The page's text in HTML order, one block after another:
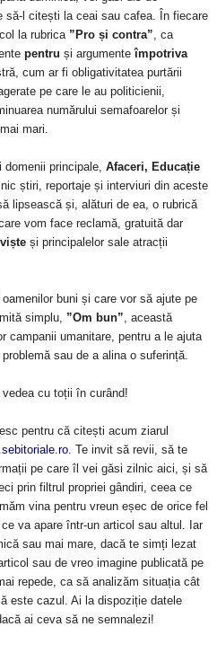
să-l citești la ceai sau cafea. În fiecare
la rubrica ”Pro și contra”, ca
pentru și argumenteîmpotriva
cum ar fi obligativitatea purtării
pe care le au politicienii,
numărului semafoarelor și
mari.
principale, Afaceri, Educație
știri, reportaje și interviuri din aceste
lipsească și, alături de ea, o rubrică
vom face reclamă, gratuită dar
și principalelor sale atracții
buni și care vor să ajute pe
simplu, ”Om bun”, această
campanii umanitare, pentru a le ajuta
sau de a alina o suferință.
cu toții în curând!
pentru că citești acum ziarul
. Te invit să revii, să te
pe care îl vei găsi zilnic aici, și să
prin filtrul propriei gândiri, ceea ce
vina pentru vreun eșec de orice fel
va apare într-un articol sau altul. Iar
sau mai mare, dacă te simți lezat
sau de vreo imagine publicată pe
repede, ca să analizăm situația cât
este cazul. Ai la dispoziție datele
ai ceva să ne semnalezi!